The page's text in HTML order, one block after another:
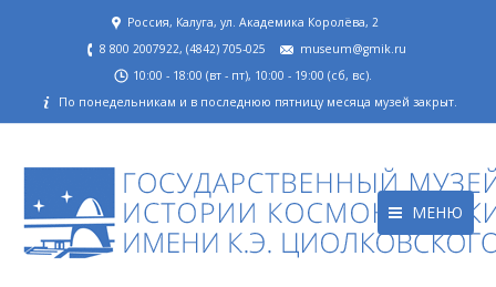
Россия, Калуга, ул. Академика Королёва, 2
8 800 2007922, (4842) 705-025
museum@gmik.ru
10:00 - 18:00 (вт - пт), 10:00 - 19:00 (сб, вс).
По понедельникам и в последнюю пятницу месяца музей закрыт.
МЕНЮ